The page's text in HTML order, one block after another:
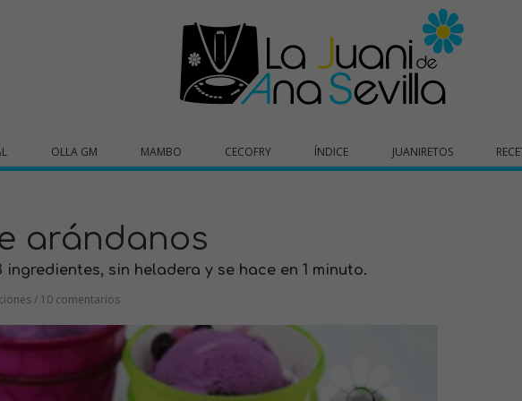
OLLA GM MAMBO CECOFRY ÍNDICE JUANIRETOS
arándanos
sin heladera y se hace en 1 minuto.
/ 10 comentarios